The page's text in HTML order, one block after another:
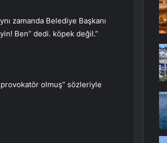
zamanda Belediye Başkanı
Ben” dedi. köpek değil.”
provokatör olmuş” sözleriyle